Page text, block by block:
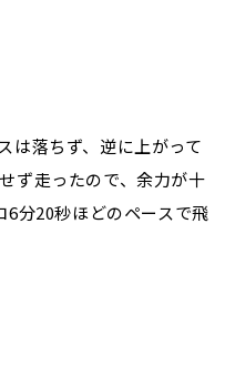
は落ちず、逆に上がって
ず走ったので、余力が十
分20秒ほどのペースで飛